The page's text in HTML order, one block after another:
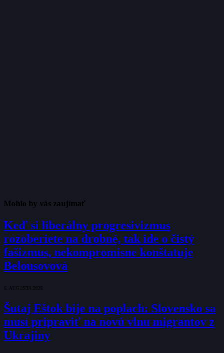
Mohlo by vás zaujímať
Keď si liberálny progresivizmus
rozoberiete na drobné, tak ide o čistý
fašizmus, nekompromisne konštatuje
Belousovová
6. AUGUSTA 2026
Šutaj Eštok bije na poplach: Slovensko sa
musí pripraviť na novú vlnu migrantov z
Ukrajiny